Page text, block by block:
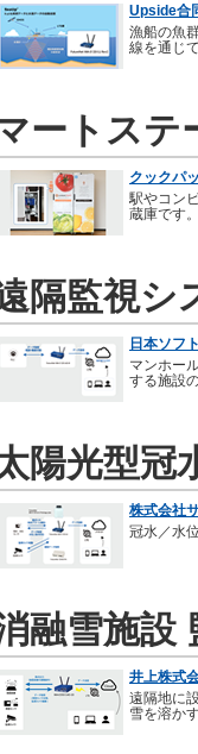
Upside合
漁船の魚
線を通じ
ートステ
クックパ
駅やコン
蔵庫です
隔監視シ
日本ソフ
マンホー
する施設
陽光型冠
株式会社
冠水／水
融雪施設
井上株式
遠隔地に
雪を溶か